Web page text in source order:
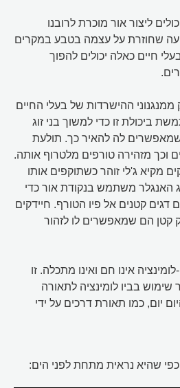
ליצור אור מוכרת לרובנו
שחוזרת על עצמה בטבע במקרים
חיים כאלה יכולים להפוך
ממנגנוני ההישרדות של בעלי החיים
ביכולת זו כדי למשוך בני זוג
לה להאיר כך. תולעת
וכך מזהירה טורפים מלטרוף אותה.
מקיא ג'לי זוהר כשתוקפים אותו
האנגלר משתמש בנקודת אור כדי
קטנים אל פיו הטורף. חיידקים
קטן הם שמאפשרים לו לזהור
אינו חם ואינו מתכלה. זו
שימוש בביו לומינציה לתאורה
יום, כמו תאורת דרכים על ידי
כפי שהיא נראית מתחת לפני הים: